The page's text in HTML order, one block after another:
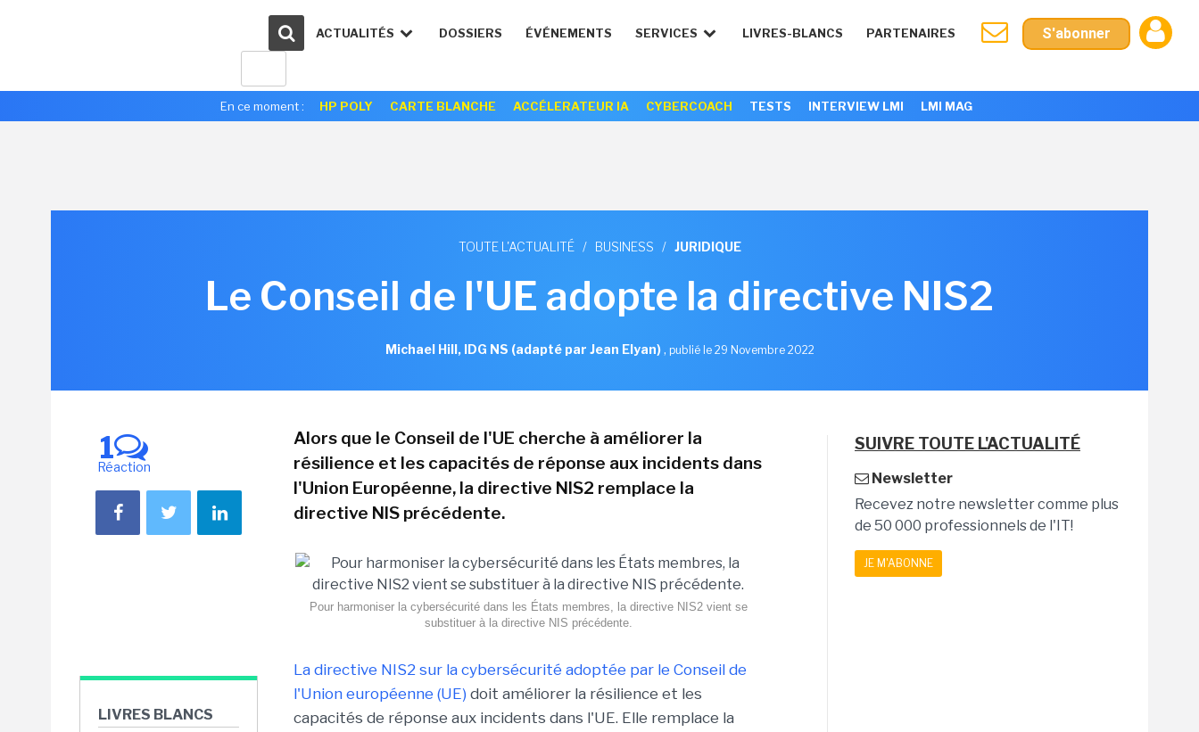
ACTUALITÉS DOSSIERS ÉVÉNEMENTS SERVICES LIVRES-BLANCS PARTENAIRES S'abonner
En ce moment : HP POLY CARTE BLANCHE ACCÉLERATEUR IA CYBERCOACH TESTS INTERVIEW LMI LMI MAG
TOUTE L'ACTUALITÉ / BUSINESS / JURIDIQUE
Le Conseil de l'UE adopte la directive NIS2
Michael Hill, IDG NS (adapté par Jean Elyan), publié le 29 Novembre 2022
1
Réaction
LIVRES BLANCS
Alors que le Conseil de l'UE cherche à améliorer la
résilience et les capacités de réponse aux incidents dans
l'Union Européenne, la directive NIS2 remplace la
directive NIS précédente.
Pour harmoniser la cybersécurité dans les États membres, la directive NIS2 vient se
substituer à la directive NIS précédente.
La directive NIS2 sur la cybersécurité adoptée par le Conseil de
l'Union européenne (UE) doit améliorer la résilience et les
capacités de réponse aux incidents dans l'UE. Elle remplace la
SUIVRE TOUTE L'ACTUALITÉ
Newsletter
Recevez notre newsletter comme plus
de 50 000 professionnels de l'IT!
JE M'ABONNE